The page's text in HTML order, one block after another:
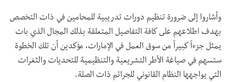
وأشاروا إلى ضرورة تنظيم دورات تدريبية للمحامين في ذات التخصص
بهدف اطلاعهم على كافة التفاصيل المتعلقة بذلك المجال الذي بات
يمثل جزءاً كبيراً من سوق العمل في الإمارات، مؤكدين أن تلك الخطوة
ستسهم في صياغة الأطر التشريعية والتنظيمية للتحديات والثغرات
التي يواجهها النظام القانوني للجرائم ذات الصلة.